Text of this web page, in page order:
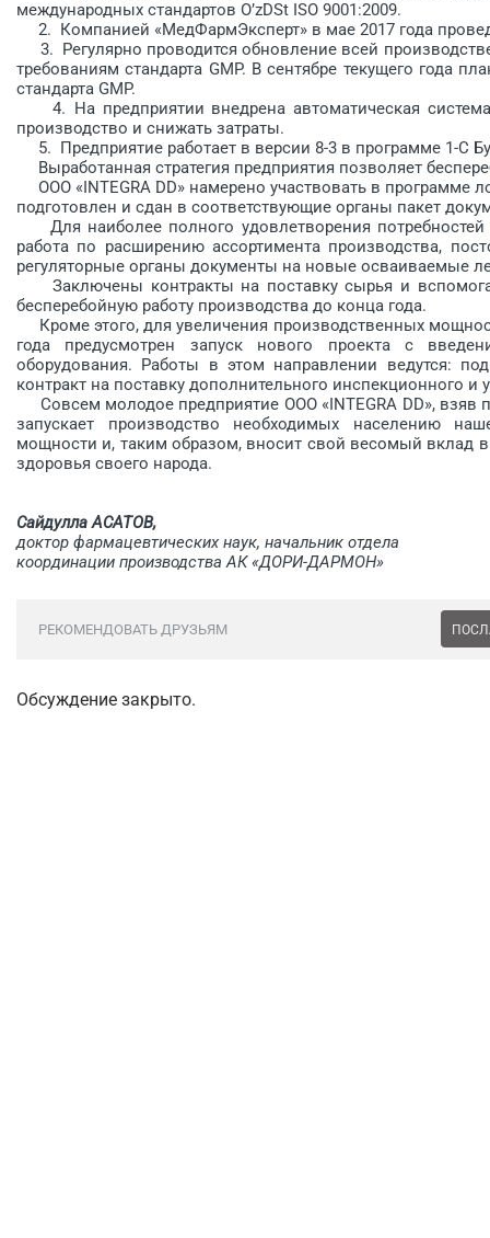
международных стандартов O’zDSt ISO 9001:2009.
2. Компанией «МедФармЭксперт» в мае 2017 года
3. Регулярно проводится обновление всей
требованиям стандарта GMP. В сентябре текущего года
стандарта GMP.
4. На предприятии внедрена автоматическая
производство и снижать затраты.
5. Предприятие работает в версии 8-3 в программе 1-С
Выработанная стратегия предприятия позволяет
ООО «INTEGRA DD» намерено участвовать в программе
подготовлен и сдан в соответствующие органы пакет
Для наиболее полного удовлетворения потребностей
работа по расширению ассортимента производства,
регуляторные органы документы на новые осваиваемые
Заключены контракты на поставку сырья и
бесперебойную работу производства до конца года.
Кроме этого, для увеличения производственных
года предусмотрен запуск нового проекта с
оборудования. Работы в этом направлении ведутся:
контракт на поставку дополнительного инспекционного и
Совсем молодое предприятие ООО «INTEGRA DD», взяв
запускает производство необходимых населению
мощности и, таким образом, вносит свой весомый вклад
здоровья своего народа.
Сайдулла АСАТОВ,
доктор фармацевтических наук, начальник отдела
координации производства АК «ДОРИ-ДАРМОН»
РЕКОМЕНДОВАТЬ ДРУЗЬЯМ
Обсуждение закрыто.